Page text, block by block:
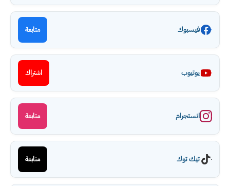
فيسبوك متابعة
يوتيوب اشتراك
انستجرام متابعة
تيك توك متابعة